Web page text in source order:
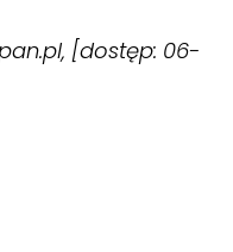
[dostęp: 06-